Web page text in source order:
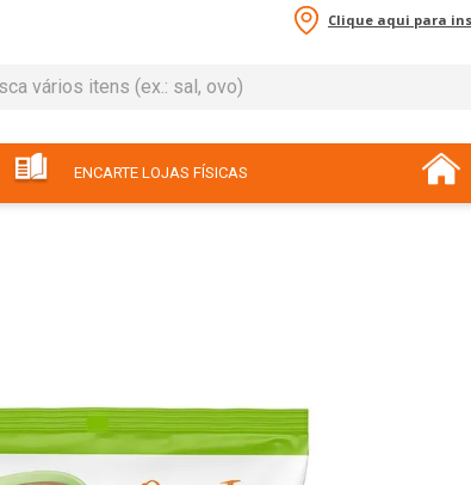
Clique aqui para
vários itens (ex.: sal, ovo)
ENCARTE LOJAS FÍSICAS
café
arroz